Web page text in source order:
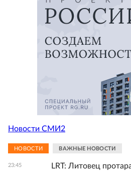
Новости СМИ2
НОВОСТИ ВАЖНЫЕ НОВОСТИ
23:45
LRT: Литовец